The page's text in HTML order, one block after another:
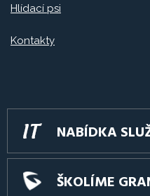
Hlídací psi
Kontakty
NABÍDKA
ŠKOLÍME